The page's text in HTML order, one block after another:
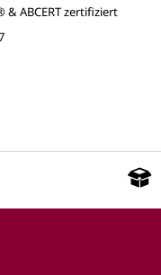
& ABCERT zertifiziert